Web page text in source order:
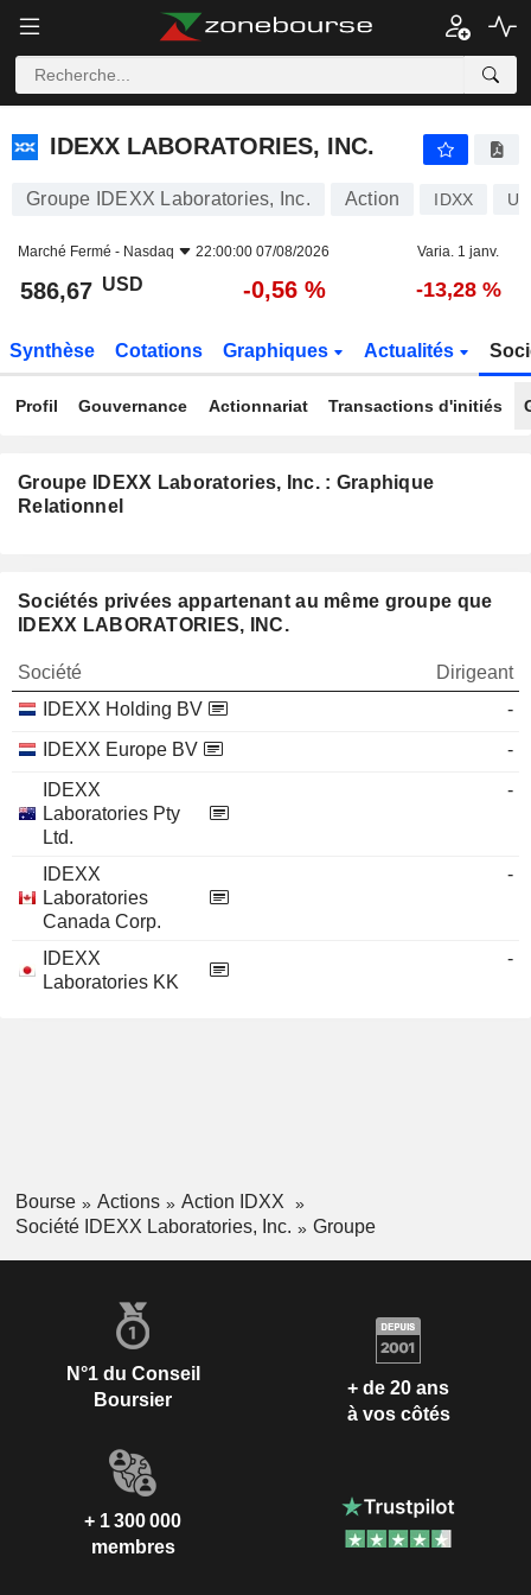
IDEXX LABORATORIES, INC.
IDEXX LABORATORIES, INC.
Groupe IDEXX Laboratories, Inc. Action IDXX
Marché Fermé - Nasdaq 22:00:00 07/08/2026 Varia. 1 janv.
586,67 USD -0,56 % -13,28 %
Synthèse Cotations Graphiques Actualités
Profil Gouvernance Actionnariat Transactions d'initiés
Groupe IDEXX Laboratories, Inc. : Graphique
Relationnel
Sociétés privées appartenant au même groupe que
IDEXX LABORATORIES, INC.
Société
Dirigeant
IDEXX Holding BV
-
IDEXX Europe BV
-
IDEXX
Laboratories Pty
Ltd.
-
IDEXX
Laboratories
Canada Corp.
-
IDEXX
Laboratories KK
-
Bourse Actions
Action IDXX
Société IDEXX Laboratories, Inc.
Groupe
N°1 du Conseil
Boursier
+ de 20 ans
à vos côtés
+ 1 300 000
membres